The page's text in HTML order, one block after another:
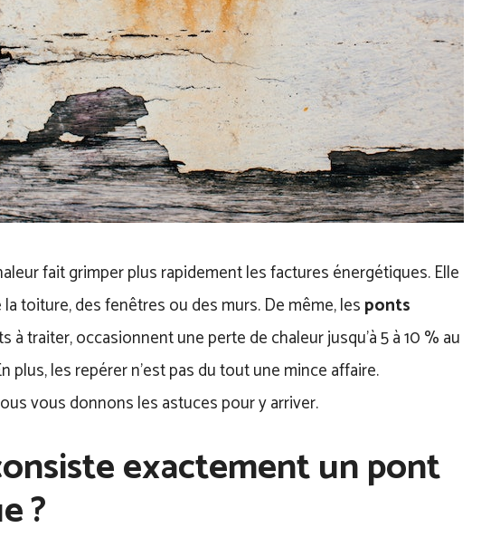
fait grimper plus rapidement les factures énergétiques. Elle
toiture, des fenêtres ou des murs. De même, lesponts
à traiter, occasionnent une perte de chaleur jusqu’à 5 à 10 % au
plus, les repérer n’est pas du tout une mince affaire.
vous donnons les astuces pour y arriver.
exactement un pont
?